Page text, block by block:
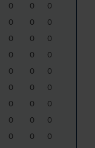
0 0
0
0 0
0
0 0
0
0 0
0
0 0
0
0 0
0
0 0
0
0 0
0
0 0
0